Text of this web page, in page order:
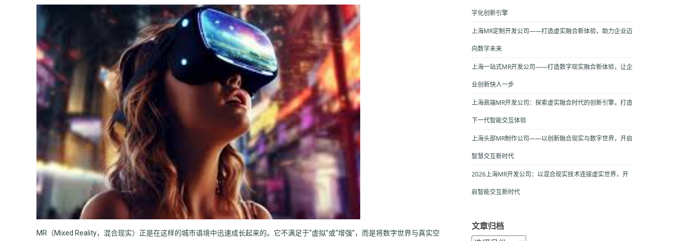
MR（Mixed Reality，混合现实）正是在这样的城市语境中迅速成长起来的。它不满足于“虚拟”或“增强”，而是将数字世界与真实空
字化创新引擎
上海MR定制开发公司——打造虚实融合新体验，助力企业迈
向数字未来
上海一站式MR开发公司——打造数字现实融合新体验，让企
业创新快人一步
上海高端MR开发公司：探索虚实融合时代的创新引擎，打造
下一代智能交互体验
上海头部MR制作公司——以创新融合现实与数字世界，开启
智慧交互新时代
2026上海MR开发公司：以混合现实技术连接虚实世界，开
启智能交互新时代
文章归档